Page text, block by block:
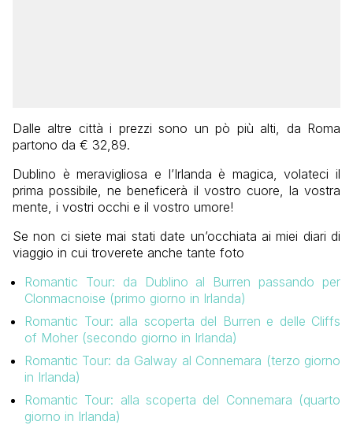
Dalle altre città i prezzi sono un pò più alti, da Roma
partono da € 32,89.
Dublino è meravigliosa e l’Irlanda è magica, volateci il
prima possibile, ne beneficerà il vostro cuore, la vostra
mente, i vostri occhi e il vostro umore!
Se non ci siete mai stati date un’occhiata ai miei diari di
viaggio in cui troverete anche tante foto
Romantic Tour: da Dublino al Burren passando per
Clonmacnoise (primo giorno in Irlanda)
Romantic Tour: alla scoperta del Burren e delle Cliffs
of Moher (secondo giorno in Irlanda)
Romantic Tour: da Galway al Connemara (terzo giorno
in Irlanda)
Romantic Tour: alla scoperta del Connemara (quarto
giorno in Irlanda)